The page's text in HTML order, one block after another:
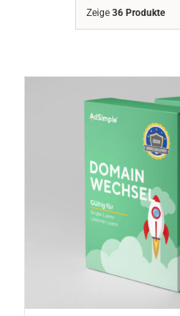
Pressemitteilungen
Shop
Zeige 36 Produkte